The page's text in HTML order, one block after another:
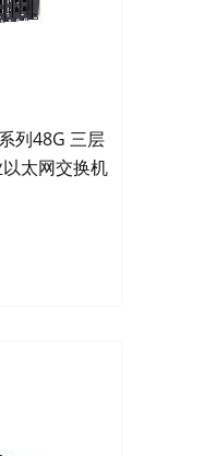
列48G 三层
太网交换机